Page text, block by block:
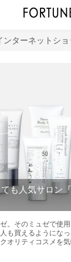
ンターネットシ
も人気サロン
。そのミュゼで使
も買えるようにな
オリティコスメを